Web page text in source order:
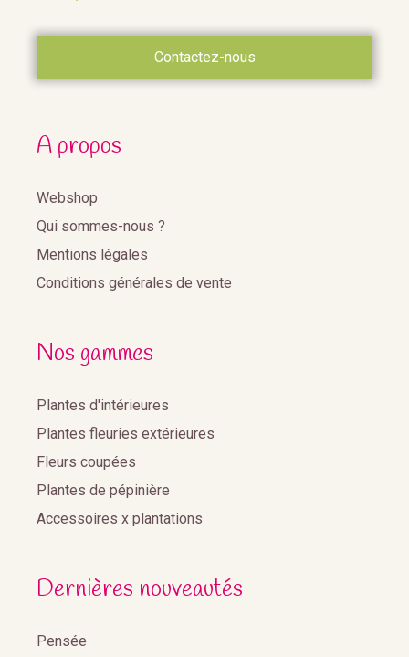
Contactez-nous
A propos
Webshop
Qui sommes-nous ?
Mentions légales
Conditions générales de vente
Nos gammes
Plantes d'intérieures
Plantes fleuries extérieures
Fleurs coupées
Plantes de pépinière
Accessoires x plantations
Dernières nouveautés
Pensée